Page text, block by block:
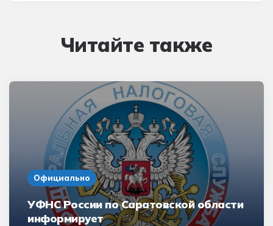
Читайте также
Официально
УФНС России по Саратовской области
информирует